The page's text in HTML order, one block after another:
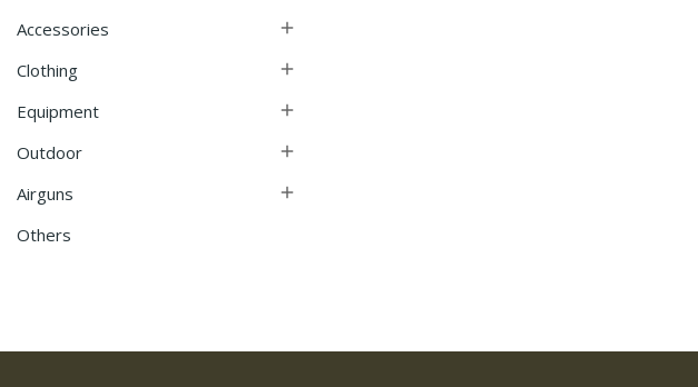
Accessories 
Clothing 
Equipment 
Outdoor 
Airguns 
Others